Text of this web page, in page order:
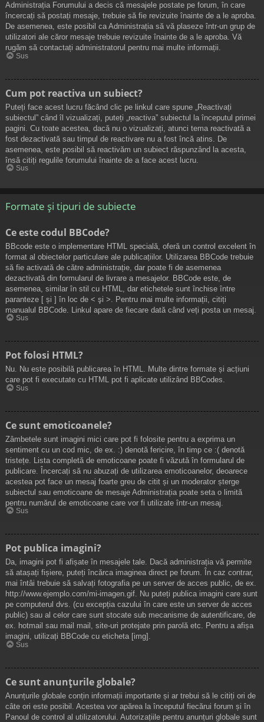
Administrația Forumului a decis că mesajele postate pe forum, în care
încercați să postați mesaje, trebuie să fie revizuite înainte de a le aproba.
De asemenea, este posibil ca Administrația să vă plaseze într-un grup de
utilizatori ale căror mesaje trebuie revizuite înainte de a le aproba. Vă
rugăm să contactați administratorul pentru mai multe informații.
Sus
Cum pot reactiva un subiect?
Puteți face acest lucru făcând clic pe linkul care spune „Reactivați
subiectul” când îl vizualizați, puteți „reactiva” subiectul la începutul primei
pagini. Cu toate acestea, dacă nu o vizualizați, atunci tema reactivată a
fost dezactivată sau timpul de reactivare nu a fost încă atins. De
asemenea, este posibil să reactivăm un subiect răspunzând la acesta,
însă citiți regulile forumului înainte de a face acest lucru.
Sus
Formate și tipuri de subiecte
Ce este codul BBCode?
BBcode este o implementare HTML specială, oferă un control excelent în
format al obiectelor particulare ale publicațiilor. Utilizarea BBCode trebuie
să fie activată de către administrație, dar poate fi de asemenea
dezactivată din formularul de livrare a mesajelor. BBCode este, de
asemenea, similar în stil cu HTML, dar etichetele sunt închise între
paranteze [ și ] în loc de < şi >. Pentru mai multe informații, citiți
manualul BBCode. Linkul apare de fiecare dată când veți posta un mesaj.
Sus
Pot folosi HTML?
Nu. Nu este posibilă publicarea în HTML. Multe dintre formate și acțiuni
care pot fi executate cu HTML pot fi aplicate utilizând BBCodes.
Sus
Ce sunt emoticoanele?
Zâmbetele sunt imagini mici care pot fi folosite pentru a exprima un
sentiment cu un cod mic, de ex. :) denotă fericire, în timp ce :( denotă
tristețe. Lista completă de emoticoane poate fi văzută în formularul de
publicare. Încercați să nu abuzați de utilizarea emoticoanelor, deoarece
acestea pot face un mesaj foarte greu de citit și un moderator șterge
subiectul sau emoticoane de mesaje Administrația poate seta o limită
pentru numărul de emoticoane care vor fi utilizate într-un mesaj.
Sus
Pot publica imagini?
Da, imagini pot fi afișate în mesajele tale. Dacă administrația vă permite
să atașați fișiere, puteți încărca imaginea direct pe forum. În caz contrar,
mai întâi trebuie să salvați fotografia pe un server de acces public, de ex.
http://www.ejemplo.com/mi-imagen.gif. Nu puteți publica imagini care sunt
pe computerul dvs. (cu excepția cazului în care este un server de acces
public) sau al celor care sunt stocate sub mecanisme de autentificare, de
ex. hotmail sau mail mail, site-uri protejate prin parolă etc. Pentru a afișa
imagini, utilizați BBCode cu eticheta [img].
Sus
Ce sunt anunţurile globale?
Anunțurile globale conțin informații importante și ar trebui să le citiți ori de
câte ori este posibil. Acestea vor apărea la începutul fiecărui forum și în
Panoul de control al utilizatorului. Autorizațiile pentru anunțuri globale sunt